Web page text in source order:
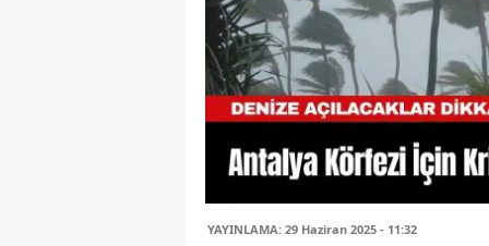
YAYINLAMA: 29 Haziran 2025 - 11:32